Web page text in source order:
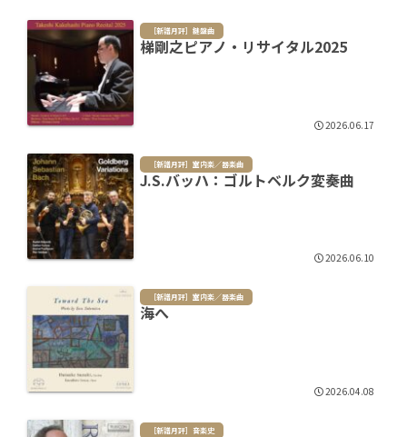
［新譜月評］鍵盤曲
梯剛之ピアノ・リサイタル2025
2026.06.17
［新譜月評］室内楽／器楽曲
J.S.バッハ：ゴルトベルク変奏曲
2026.06.10
［新譜月評］室内楽／器楽曲
海へ
2026.04.08
［新譜月評］音楽史